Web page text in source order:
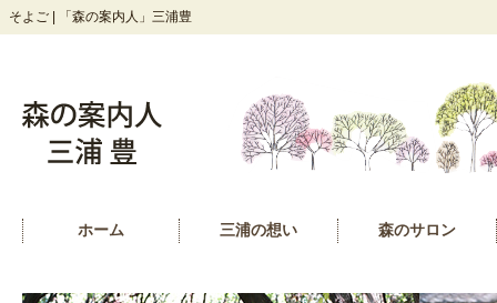
そよご | 「森の案内人」三浦豊
ホーム 三浦の想い 森のサロン